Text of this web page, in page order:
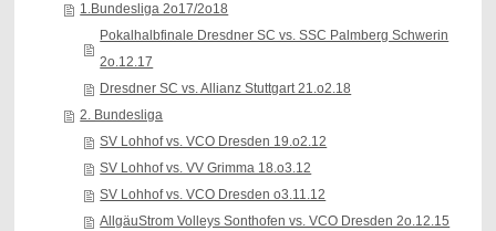
1.Bundesliga 2o17/2o18
Pokalhalbfinale Dresdner SC vs. SSC Palmberg Schwerin
2o.12.17
Dresdner SC vs. Allianz Stuttgart 21.o2.18
2. Bundesliga
SV Lohhof vs. VCO Dresden 19.o2.12
SV Lohhof vs. VV Grimma 18.o3.12
SV Lohhof vs. VCO Dresden o3.11.12
AllgäuStrom Volleys Sonthofen vs. VCO Dresden 2o.12.15